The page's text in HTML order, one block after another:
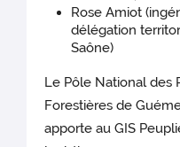
Rose Amiot
délégation
Saône)
Le Pôle National des
Forestières de
apporte au GIS